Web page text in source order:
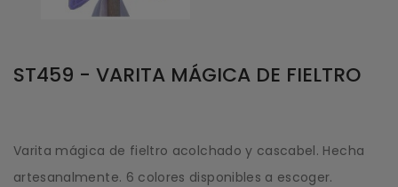
ST459 - VARITA MÁGICA DE FIELTRO
Varita mágica de fieltro acolchado y cascabel. Hecha
artesanalmente. 6 colores disponibles a escoger.